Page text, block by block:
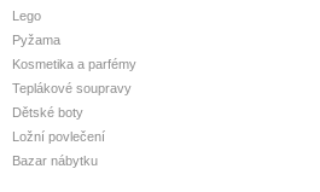
Lego
Pyžama
Kosmetika a parfémy
Teplákové soupravy
Dětské boty
Ložní povlečení
Bazar nábytku